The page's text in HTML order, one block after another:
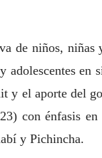
de niños, niñas
adolescentes en
y el aporte del
con énfasis
y Pichincha.